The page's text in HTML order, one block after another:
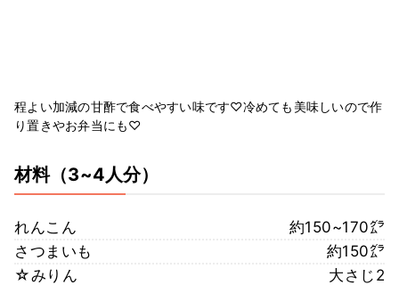
程よい加減の甘酢で食べやすい味です♡冷めても美味しいので作
り置きやお弁当にも♡
材料（3~4人分）
れんこん
約150~170㌘
さつまいも
約150㌘
☆みりん
大さじ2